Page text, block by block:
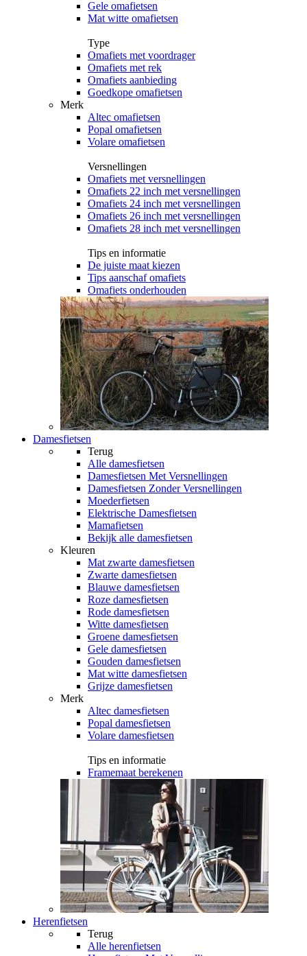
Gele omafietsen
Mat witte omafietsen
Type
Omafiets met voordrager
Omafiets met rek
Omafiets aanbieding
Goedkope omafietsen
Merk
Altec omafietsen
Popal omafietsen
Volare omafietsen
Versnellingen
Omafiets met versnellingen
Omafiets 22 inch met versnellingen
Omafiets 24 inch met versnellingen
Omafiets 26 inch met versnellingen
Omafiets 28 inch met versnellingen
Tips en informatie
De juiste maat kiezen
Tips aanschaf omafiets
Omafiets onderhouden
Damesfietsen
Terug
Alle damesfietsen
Damesfietsen Met Versnellingen
Damesfietsen Zonder Versnellingen
Moederfietsen
Elektrische Damesfietsen
Mamafietsen
Bekijk alle damesfietsen
Kleuren
Mat zwarte damesfietsen
Zwarte damesfietsen
Blauwe damesfietsen
Roze damesfietsen
Rode damesfietsen
Witte damesfietsen
Groene damesfietsen
Gele damesfietsen
Gouden damesfietsen
Mat witte damesfietsen
Grijze damesfietsen
Merk
Altec damesfietsen
Popal damesfietsen
Volare damesfietsen
Tips en informatie
Framemaat berekenen
Herenfietsen
Terug
Alle herenfietsen